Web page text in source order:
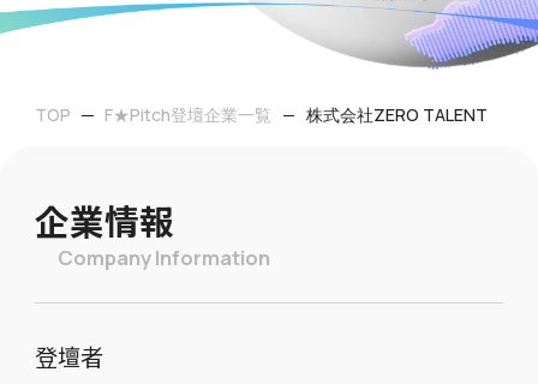
TOP F★Pitch登壇企業一覧 株式会社ZERO TALENT
企業情報
Company Information
登壇者